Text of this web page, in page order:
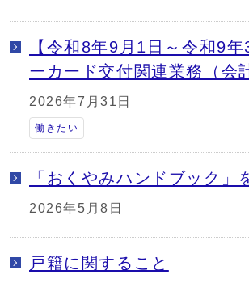
【令和8年9月1日～令和9
ーカード交付関連業務（会
2026年7月31日
働きたい
「おくやみハンドブック」
2026年5月8日
戸籍に関すること